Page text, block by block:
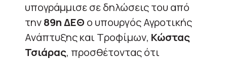
υπογράμμισε σε δηλώσεις του από
την89η ΔΕΘ ο υπουργός Αγροτικής
Ανάπτυξης και Τροφίμων, Κώστας
Τσιάρας, προσθέτοντας ότι